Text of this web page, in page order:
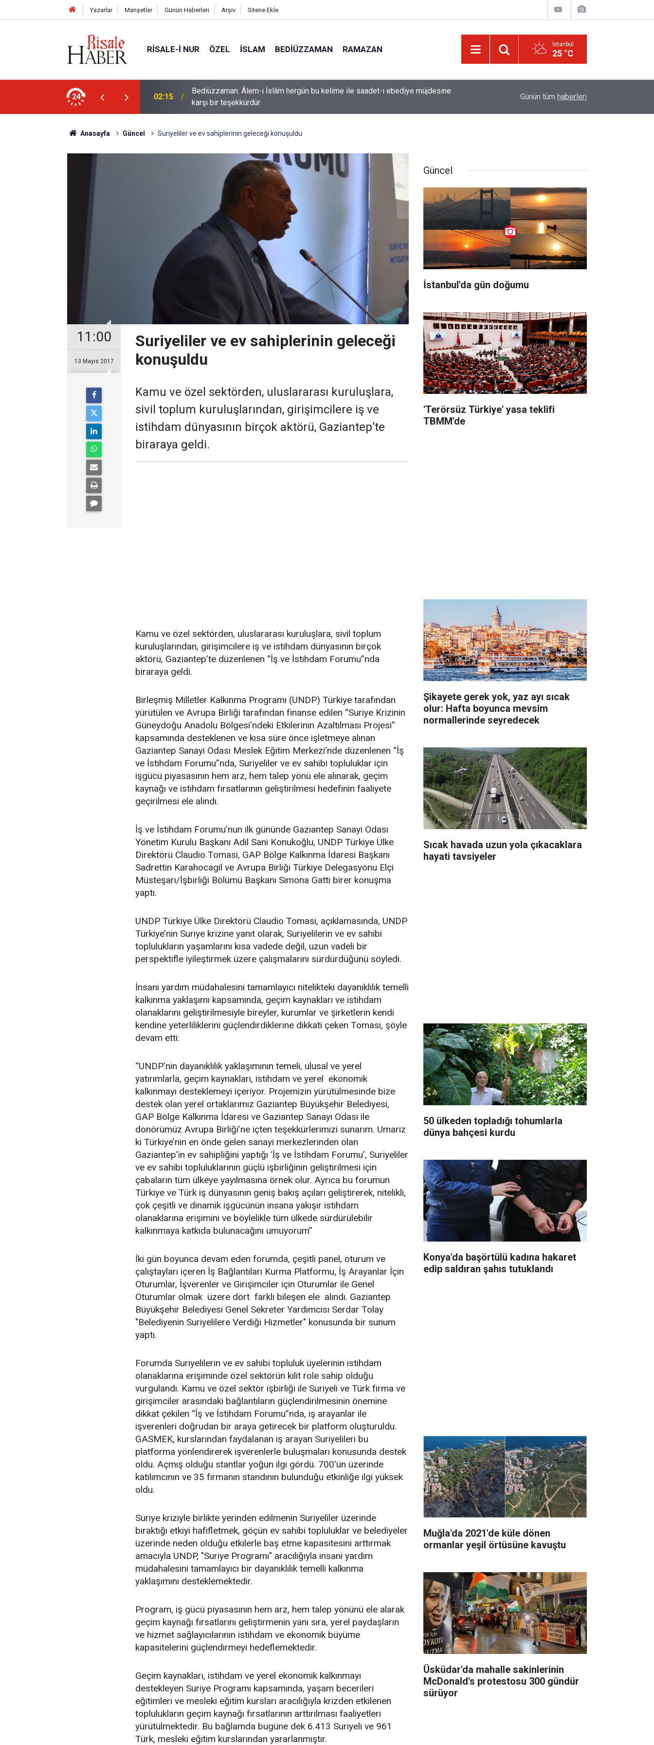
Yazarlar Manşetler Günün Haberleri Arşiv Sitene Ekle
RISALE-I NUR ÖZEL İSLAM BEDIÜZZAMAN RAMAZAN İstanbul
25 °C
24
anlayan bir marifetle zenginleştir 02:15
Bediüzzaman: Âlem-i İslâm hergün bu kelime ile saadet-i ebediye müjdesine
karşı bir teşekkürdür
Cimrilik etme ki, Allah da senden ihsanını
Günün tüm haberleri
Anasayfa Güncel Suriyeliler ve ev sahiplerinin geleceği konuşuldu
11:00
13 Mayıs 2017
Suriyeliler ve ev sahiplerinin geleceği
konuşuldu
Kamu ve özel sektörden, uluslararası kuruluşlara,
sivil toplum kuruluşlarından, girişimcilere iş ve
istihdam dünyasının birçok aktörü, Gaziantep’te
biraraya geldi.
Kamu ve özel sektörden, uluslararası kuruluşlara, sivil toplum
kuruluşlarından, girişimcilere iş ve istihdam dünyasının birçok
aktörü, Gaziantep’te düzenlenen “İş ve İstihdam Forumu”nda
biraraya geldi.
Birleşmiş Milletler Kalkınma Programı (UNDP) Türkiye tarafından
yürütülen ve Avrupa Birliği tarafından finanse edilen “Suriye Krizinin
Güneydoğu Anadolu Bölgesi’ndeki Etkilerinin Azaltılması Projesi”
kapsamında desteklenen ve kısa süre önce işletmeye alınan
Gaziantep Sanayi Odası Meslek Eğitim Merkezi’nde düzenlenen “İş
ve İstihdam Forumu”nda, Suriyeliler ve ev sahibi topluluklar için
işgücü piyasasının hem arz, hem talep yönü ele alınarak, geçim
kaynağı ve istihdam fırsatlarının geliştirilmesi hedefinin faaliyete
geçirilmesi ele alındı.
İş ve İstihdam Forumu’nun ilk gününde Gaziantep Sanayi Odası
Yönetim Kurulu Başkanı Adil Sani Konukoğlu, UNDP Türkiye Ülke
Direktörü Claudio Tomasi, GAP Bölge Kalkınma İdaresi Başkanı
Sadrettin Karahocagil ve Avrupa Birliği Türkiye Delegasyonu Elçi
Müsteşarı/İşbirliği Bölümü Başkanı Simona Gatti birer konuşma
yaptı.
UNDP Türkiye Ülke Direktörü Claudio Tomasi, açıklamasında, UNDP
Türkiye’nin Suriye krizine yanıt olarak, Suriyelilerin ve ev sahibi
toplulukların yaşamlarını kısa vadede değil, uzun vadeli bir
perspektifle iyileştirmek üzere çalışmalarını sürdürdüğünü söyledi.
İnsani yardım müdahalesini tamamlayıcı nitelikteki dayanıklılık temelli
kalkınma yaklaşımı kapsamında, geçim kaynakları ve istihdam
olanaklarını geliştirilmesiyle bireyler, kurumlar ve şirketlerin kendi
kendine yeterliliklerini güçlendirdiklerine dikkati çeken Tomasi, şöyle
devam etti:
“UNDP’nin dayanıklılık yaklaşımının temeli, ulusal ve yerel
yatırımlarla, geçim kaynakları, istihdam ve yerel ekonomik
kalkınmayı desteklemeyi içeriyor. Projemizin yürütülmesinde bize
destek olan yerel ortaklarımız Gaziantep Büyükşehir Belediyesi,
GAP Bölge Kalkınma İdaresi ve Gaziantep Sanayi Odası ile
donörümüz Avrupa Birliği’ne içten teşekkürlerimizi sunarım. Umariz
ki Türkiye’nin en önde gelen sanayi merkezlerinden olan
Gaziantep’in ev sahipliğini yaptığı ‘İş ve İstihdam Forumu’, Suriyeliler
ve ev sahibi topluluklarının güçlü işbirliğinin geliştirilmesi için
çabaların tüm ülkeye yayılmasına örnek olur. Ayrıca bu forumun
Türkiye ve Türk iş dünyasının geniş bakış açıları geliştirerek, nitelikli,
çok çeşitli ve dinamik işgücünün insana yakışır istihdam
olanaklarına erişimini ve böylelikle tüm ülkede sürdürülebilir
kalkınmaya katkıda bulunacağını umuyorum”
İki gün boyunca devam eden forumda, çeşitli panel, oturum ve
çalıştayları içeren İş Bağlantıları Kurma Platformu, İş Arayanlar İçin
Oturumlar, İşverenler ve Girişimciler için Oturumlar ile Genel
Oturumlar olmak üzere dört farklı bileşen ele alındı. Gaziantep
Büyükşehir Belediyesi Genel Sekreter Yardımcısı Serdar Tolay
"Belediyenin Suriyelilere Verdiği Hizmetler" konusunda bir sunum
yaptı.
Forumda Suriyelilerin ve ev sahibi topluluk üyelerinin istihdam
olanaklarına erişiminde özel sektörün kilit role sahip olduğu
vurgulandı. Kamu ve özel sektör işbirliği ile Suriyeli ve Türk firma ve
girişimciler arasındaki bağlantıların güçlendirilmesinin önemine
dikkat çekilen “İş ve İstihdam Forumu”nda, iş arayanlar ile
işverenleri doğrudan bir araya getirecek bir platform oluşturuldu.
GASMEK, kurslarından faydalanan iş arayan Suriyelileri bu
platforma yönlendirerek işverenlerle buluşmaları konusunda destek
oldu. Açmış olduğu stantlar yoğun ilgi gördü. 700’ün üzerinde
katılımcının ve 35 firmanın standının bulunduğu etkinliğe ilgi yüksek
oldu.
Suriye kriziyle birlikte yerinden edilmenin Suriyeliler üzerinde
bıraktığı etkiyi hafifletmek, göçün ev sahibi topluluklar ve belediyeler
üzerinde neden olduğu etkilerle baş etme kapasitesini arttırmak
amacıyla UNDP, "Suriye Programı" aracılığıyla insani yardım
müdahalesini tamamlayıcı bir dayanıklılık temelli kalkınma
yaklaşımını desteklemektedir.
Program, iş gücü piyasasının hem arz, hem talep yönünü ele alarak
geçim kaynağı fırsatlarını geliştirmenin yanı sıra, yerel paydaşların
ve hizmet sağlayıcılarının istihdam ve ekonomik büyüme
kapasitelerini güçlendirmeyi hedeflemektedir.
Geçim kaynakları, istihdam ve yerel ekonomik kalkınmayı
destekleyen Suriye Programı kapsamında, yaşam becerileri
eğitimleri ve mesleki eğitim kursları aracılığıyla krizden etkilenen
toplulukların geçim kaynağı fırsatlarının arttırılması faaliyetleri
yürütülmektedir. Bu bağlamda bugüne dek 6.413 Suriyeli ve 961
Türk, mesleki eğitim kurslarından yararlanmıştır.
Güncel
İstanbul'da gün doğumu
'Terörsüz Türkiye' yasa teklifi
TBMM'de
Şikayete gerek yok, yaz ayı sıcak
olur: Hafta boyunca mevsim
normallerinde seyredecek
Sıcak havada uzun yola çıkacaklara
hayati tavsiyeler
50 ülkeden topladığı tohumlarla
dünya bahçesi kurdu
Konya'da başörtülü kadına hakaret
edip saldıran şahıs tutuklandı
Muğla'da 2021'de küle dönen
ormanlar yeşil örtüsüne kavuştu
Üsküdar'da mahalle sakinlerinin
McDonald's protestosu 300 gündür
sürüyor